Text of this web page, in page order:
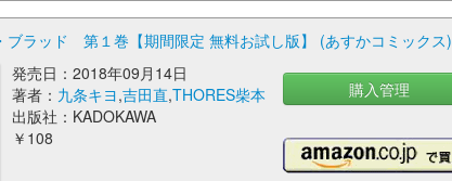
ブラッド 第１巻【期間限定 無料お試し版】 (あすかコミックス)
発売日：2018年09月14日
著者： 九条キヨ,吉田直,THORES柴本
出版社：KADOKAWA
￥108
購入管理